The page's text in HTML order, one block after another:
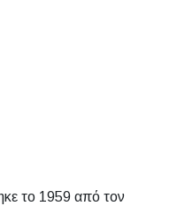
το 1959 από τον